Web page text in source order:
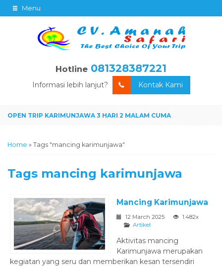
Menu
Hotline 081328387221
Informasi lebih lanjut? Kontak Kami
Home » Tags "mancing karimunjawa"
Tags mancing karimunjawa
Mancing Karimunjawa
12 March 2025
1.482x
Artikel
Aktivitas mancing
Karimunjawa merupakan
kegiatan yang seru dan memberikan kesan tersendiri